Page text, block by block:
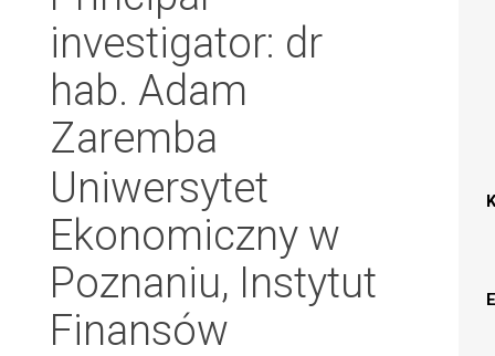
investigator: dr
hab. Adam
Zaremba
Uniwersytet
Ekonomiczny w
Poznaniu, Instytut
Finansów